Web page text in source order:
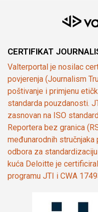
CERTIFIKAT
Valterportal je nosilac
povjerenja (Journalism
poštivanje i primjenu
standarda pouzdanosti.
zasnovan na ISO
Reportera bez granica
međunarodnih
odbora za
kuća Deloitte je
programu JTI i CWA